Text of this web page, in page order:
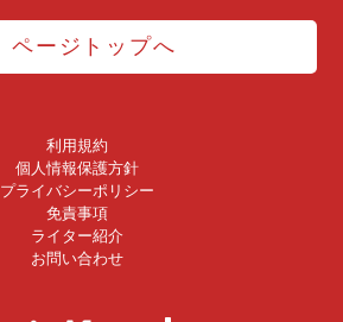
ページトップへ
利用規約
個人情報保護方針
プライバシーポリシー
免責事項
ライター紹介
お問い合わせ